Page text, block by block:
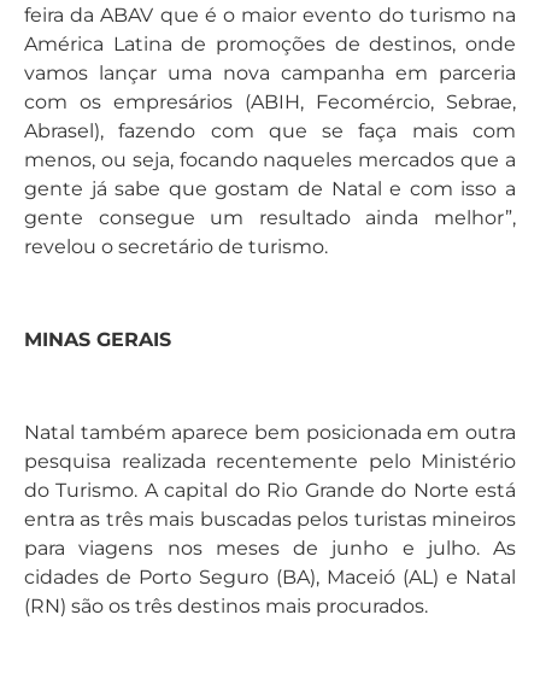
feira da ABAV que é o maior evento do turismo na
América Latina de promoções de destinos, onde
vamos lançar uma nova campanha em parceria
com os empresários (ABIH, Fecomércio, Sebrae,
Abrasel), fazendo com que se faça mais com
menos, ou seja, focando naqueles mercados que a
gente já sabe que gostam de Natal e com isso a
gente consegue um resultado ainda melhor”,
revelou o secretário de turismo.
MINAS GERAIS
Natal também aparece bem posicionada em outra
pesquisa realizada recentemente pelo Ministério
do Turismo. A capital do Rio Grande do Norte está
entra as três mais buscadas pelos turistas mineiros
para viagens nos meses de junho e julho. As
cidades de Porto Seguro (BA), Maceió (AL) e Natal
(RN) são os três destinos mais procurados.